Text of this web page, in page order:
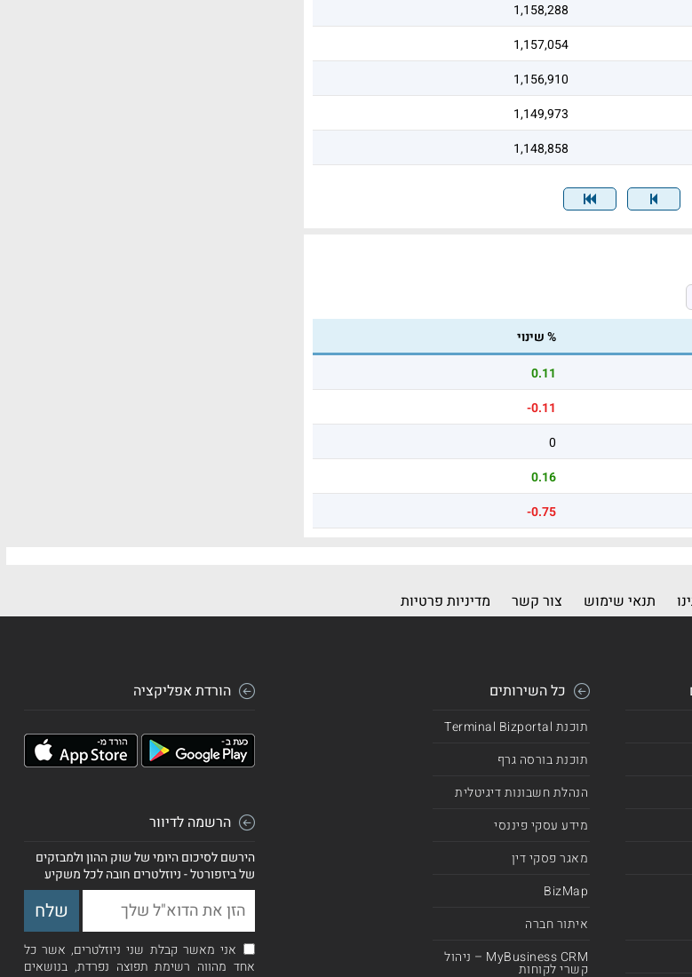
1,158,288
1,157,054
1,156,910
1,149,973
1,148,858
% שינוי
0.11
-0.11
0
0.16
-0.75
תנאי שימוש צור קשר מדיניות פרטיות
כל השירותים
תוכנת Terminal Bizportal
תוכנת בורסה גרף
הנהלת חשבונות דיגיטלית
מידע עסקי פיננסי
מאגר פסקי דין
BizMap
איתור חברה
MyBusiness CRM – ניהול
קשרי לקוחות
הורדת אפליקציה
הרשמה לדיוור
הירשם לסיכום היומי של שוק ההון ולמבזקים
של ביזפורטל - ניוזלטרים חובה לכל משקיע
אני מאשר קבלת שני ניוזלטרים, אשר כל
אחד מהווה רשימת תפוצה נפרדת, בנושאים